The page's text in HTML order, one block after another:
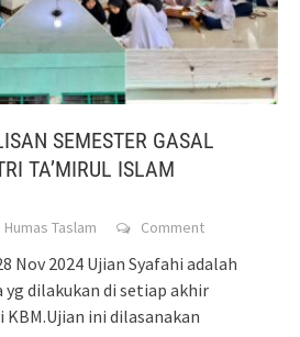
SEMESTER GASAL
TA’MIRUL ISLAM
Humas Taslam Comment
Nov 2024 Ujian Syafahi adalah
yg dilakukan di setiap akhir
ini dilasanakan